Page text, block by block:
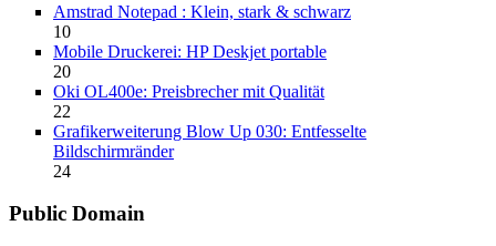
Amstrad Notepad : Klein, stark & schwarz
10
Mobile Druckerei: HP Deskjet portable
20
Oki OL400e: Preisbrecher mit Qualität
22
Grafikerweiterung Blow Up 030: Entfesselte
Bildschirmränder
24
Public Domain